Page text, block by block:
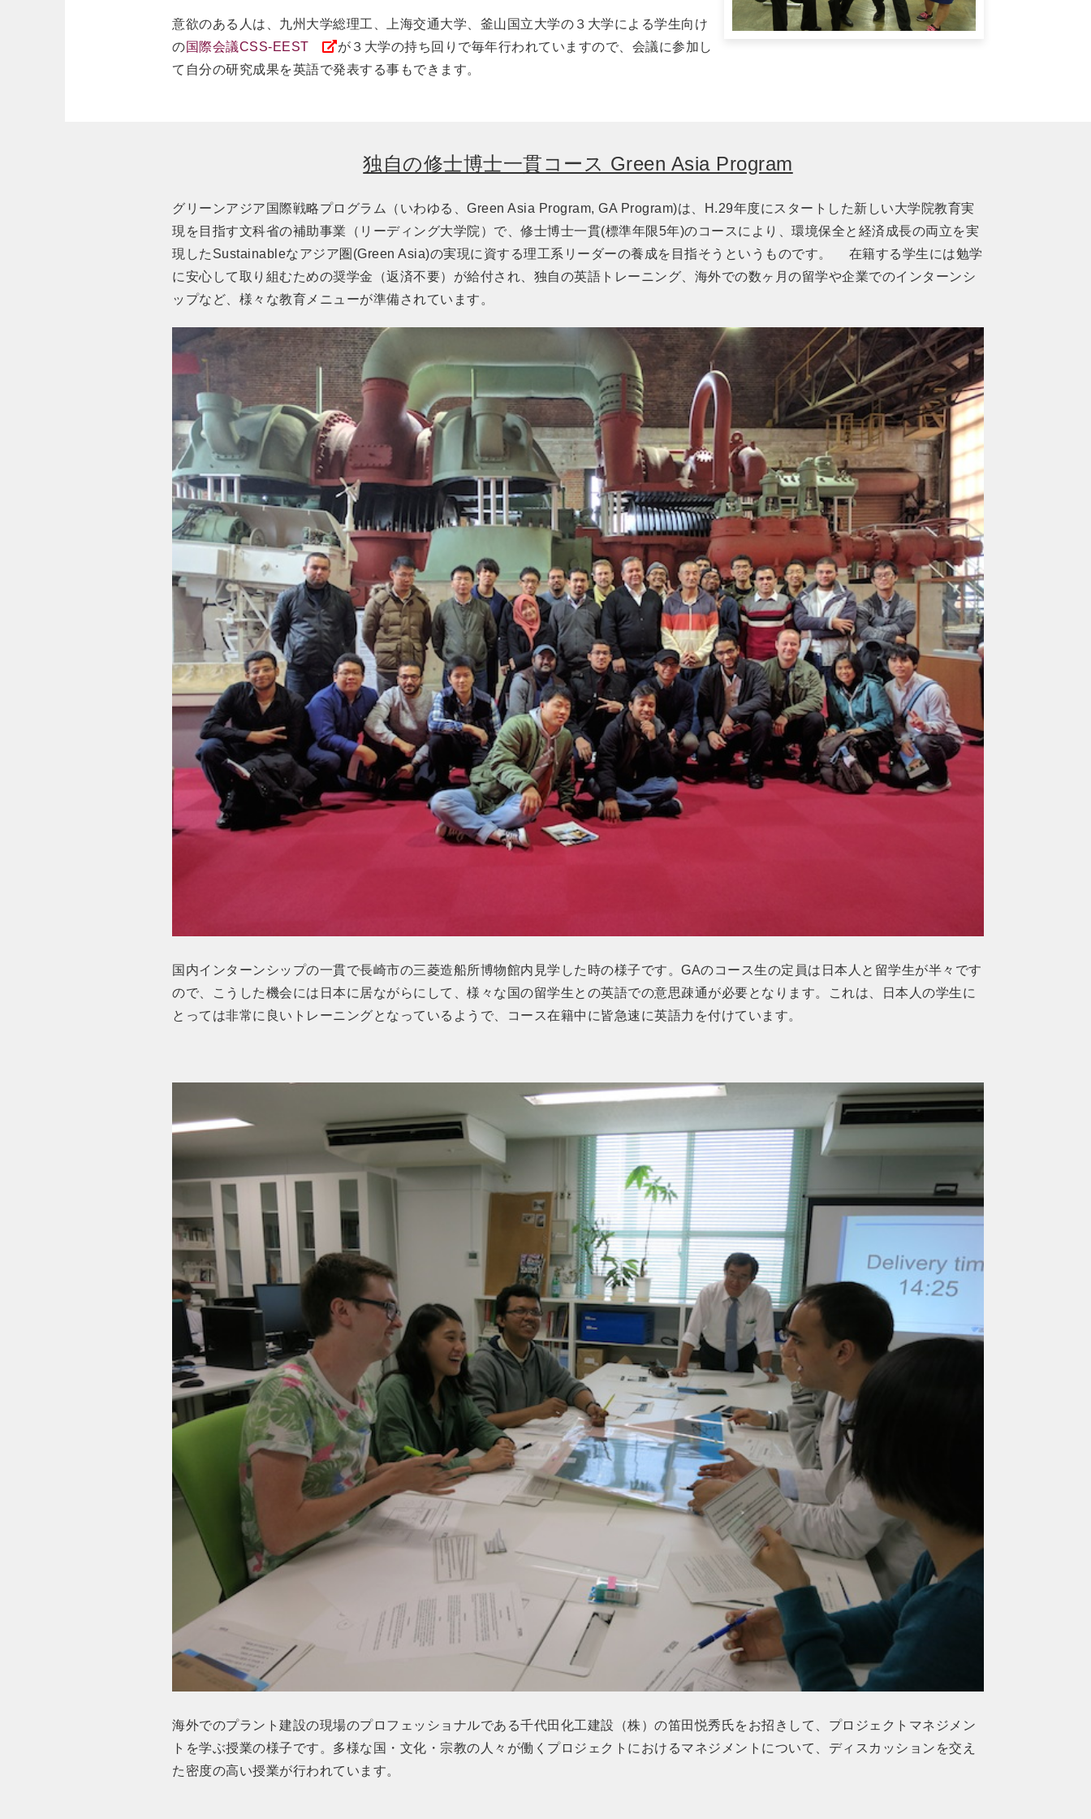
意欲のある人は、九州大学総理工、上海交通大学、釜山国立大学の３大学による学生向け
の国際会議CSS-EEST
が３大学の持ち回りで毎年行われていますので、会議に参加し
て自分の研究成果を英語で発表する事もできます。
独自の修士博士一貫コース Green Asia Program
グリーンアジア国際戦略プログラム（いわゆる、Green Asia Program, GA Program)は、H.29年度にスタートした新しい大学院教育実
現を目指す文科省の補助事業（リーディング大学院）で、修士博士一貫(標準年限5年)のコースにより、環境保全と経済成長の両立を実
現したSustainableなアジア圏(Green Asia)の実現に資する理工系リーダーの養成を目指そうというものです。 在籍する学生には勉学
に安心して取り組むための奨学金（返済不要）が給付され、独自の英語トレーニング、海外での数ヶ月の留学や企業でのインターンシ
ップなど、様々な教育メニューが準備されています。
国内インターンシップの一貫で長崎市の三菱造船所博物館内見学した時の様子です。GAのコース生の定員は日本人と留学生が半々です
ので、こうした機会には日本に居ながらにして、様々な国の留学生との英語での意思疎通が必要となります。これは、日本人の学生に
とっては非常に良いトレーニングとなっているようで、コース在籍中に皆急速に英語力を付けています。
海外でのプラント建設の現場のプロフェッショナルである千代田化工建設（株）の笛田悦秀氏をお招きして、プロジェクトマネジメン
トを学ぶ授業の様子です。多様な国・文化・宗教の人々が働くプロジェクトにおけるマネジメントについて、ディスカッションを交え
た密度の高い授業が行われています。